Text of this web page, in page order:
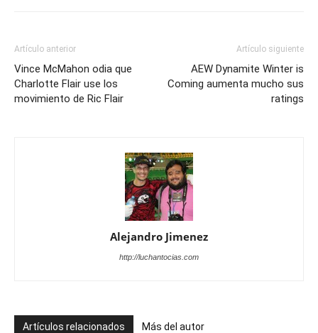
Artículo anterior
Vince McMahon odia que
Charlotte Flair use los
movimiento de Ric Flair
Artículo siguiente
AEW Dynamite Winter is
Coming aumenta mucho sus
ratings
Alejandro Jimenez
http://luchantocias.com
Artículos relacionados Más del autor